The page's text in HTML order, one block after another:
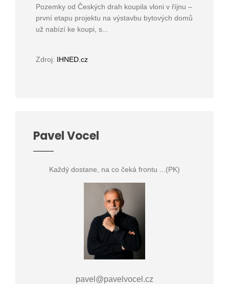
Pozemky od Českých drah koupila vloni v říjnu –
první etapu projektu na výstavbu bytových domů
už nabízí ke koupi, s...
Zdroj: IHNED.cz
Pavel Vocel
Každý dostane, na co čeká frontu ...(PK)
pavel@pavelvocel.cz